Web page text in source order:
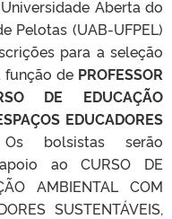
Aberta do
Pelotas (UAB-UFPEL)
para a seleção
função dePROFESSOR
DE EDUCAÇÃO
EDUCADORES
bolsistas serão
ao CURSO DE
AMBIENTAL COM
SUSTENTÁVEIS,